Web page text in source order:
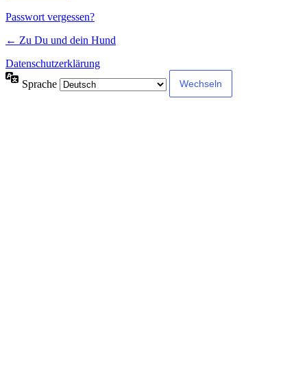
Passwort vergessen?
← Zu Du und dein Hund
Datenschutzerklärung
Sprache